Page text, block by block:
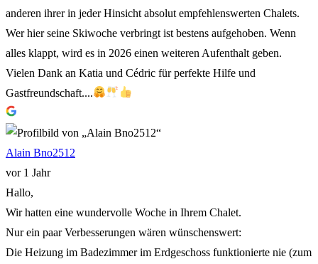
anderen ihrer in jeder Hinsicht absolut empfehlenswerten Chalets.
Wer hier seine Skiwoche verbringt ist bestens aufgehoben. Wenn
alles klappt, wird es in 2026 einen weiteren Aufenthalt geben.
Vielen Dank an Katia und Cédric für perfekte Hilfe und
Gastfreundschaft....
Alain Bno2512
vor 1 Jahr
Hallo,
Wir hatten eine wundervolle Woche in Ihrem Chalet.
Nur ein paar Verbesserungen wären wünschenswert:
Die Heizung im Badezimmer im Erdgeschoss funktionierte nie (zum